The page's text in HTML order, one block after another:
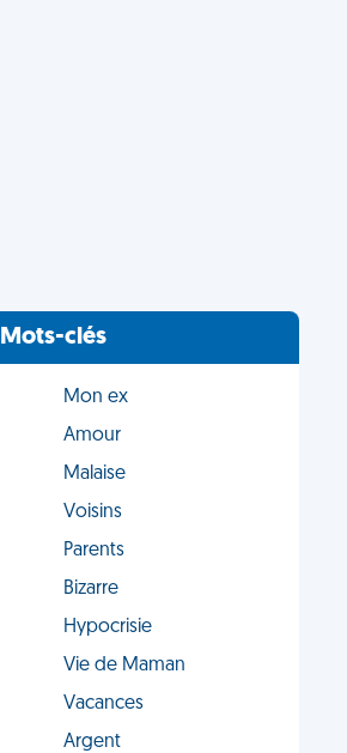
Mots-clés
Mon ex
Amour
Malaise
Voisins
Parents
Bizarre
Hypocrisie
Vie de Maman
Vacances
Argent